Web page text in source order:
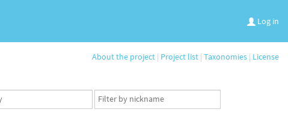
Log in
About the project | Project list | Taxonomies | License
App
user